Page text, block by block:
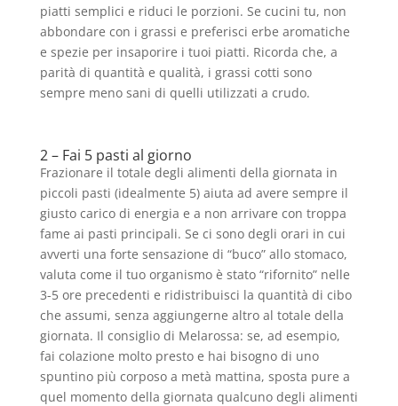
piatti semplici e riduci le porzioni. Se cucini tu, non
abbondare con i grassi e preferisci erbe aromatiche
e spezie per insaporire i tuoi piatti. Ricorda che, a
parità di quantità e qualità, i grassi cotti sono
sempre meno sani di quelli utilizzati a crudo.
2 – Fai 5 pasti al giorno
Frazionare il totale degli alimenti della giornata in
piccoli pasti (idealmente 5) aiuta ad avere sempre il
giusto carico di energia e a non arrivare con troppa
fame ai pasti principali. Se ci sono degli orari in cui
avverti una forte sensazione di “buco” allo stomaco,
valuta come il tuo organismo è stato “rifornito” nelle
3-5 ore precedenti e ridistribuisci la quantità di cibo
che assumi, senza aggiungerne altro al totale della
giornata. Il consiglio di Melarossa: se, ad esempio,
fai colazione molto presto e hai bisogno di uno
spuntino più corposo a metà mattina, sposta pure a
quel momento della giornata qualcuno degli alimenti